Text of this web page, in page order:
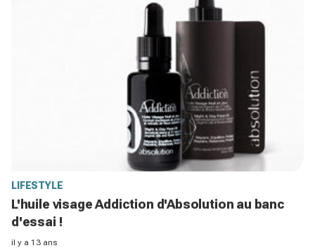
LIFESTYLE
L'huile visage Addiction d'Absolution au banc
d'essai !
il y a 13 ans